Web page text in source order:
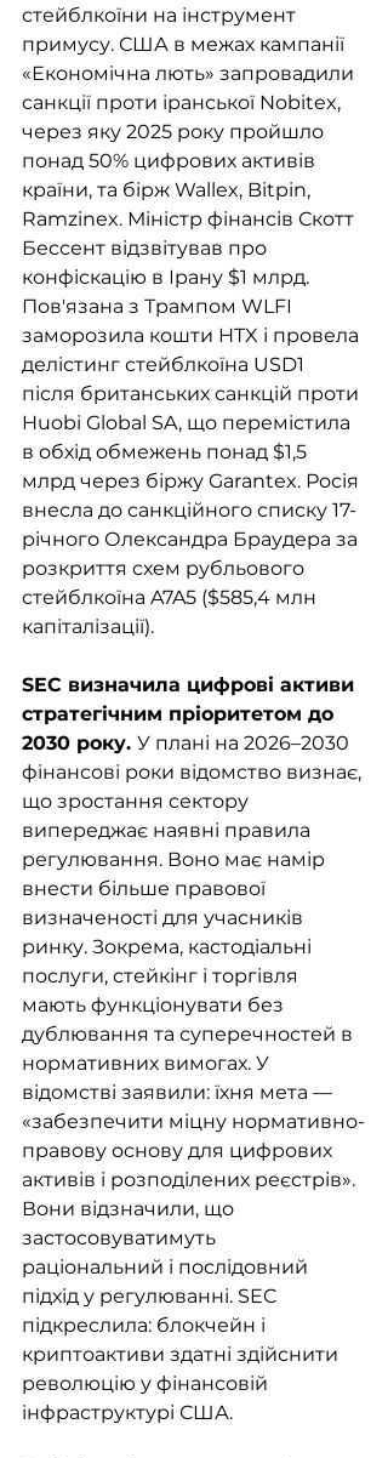
стейблкоїни на інструмент
примусу. США в межах кампанії
«Економічна лють» запровадили
санкції проти іранської Nobitex,
через яку 2025 року пройшло
понад 50% цифрових активів
країни, та бірж Wallex, Bitpin,
Ramzinex. Міністр фінансів Скотт
Бессент відзвітував про
конфіскацію в Ірану $1 млрд.
Пов'язана з Трампом WLFI
заморозила кошти HTX і провела
делістинг стейблкоїна USD1
після британських санкцій проти
Huobi Global SA, що перемістила
в обхід обмежень понад $1,5
млрд через біржу Garantex. Росія
внесла до санкційного списку 17-
річного Олександра Браудера за
розкриття схем рубльового
стейблкоїна A7A5 ($585,4 млн
капіталізації).
SEC визначила цифрові активи
стратегічним пріоритетом до
2030 року. У плані на 2026–2030
фінансові роки відомство визнає,
що зростання сектору
випереджає наявні правила
регулювання. Воно має намір
внести більше правової
визначеності для учасників
ринку. Зокрема, кастодіальні
послуги, стейкінг і торгівля
мають функціонувати без
дублювання та суперечностей в
нормативних вимогах. У
відомстві заявили: їхня мета —
«забезпечити міцну нормативно-
правову основу для цифрових
активів і розподілених реєстрів».
Вони відзначили, що
застосовуватимуть
раціональний і послідовний
підхід у регулюванні. SEC
підкреслила: блокчейн і
криптоактиви здатні здійснити
революцію у фінансовій
інфраструктурі США.